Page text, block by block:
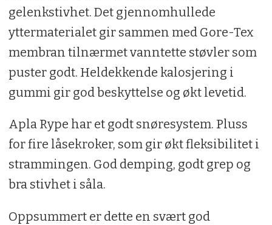
gelenkstivhet. Det gjennomhullede
yttermaterialet gir sammen med Gore-Tex
membran tilnærmet vanntette støvler som
puster godt. Heldekkende kalosjering i
gummi gir god beskyttelse og økt levetid.
Apla Rype har et godt snøresystem. Pluss
for fire låsekroker, som gir økt fleksibilitet i
strammingen. God demping, godt grep og
bra stivhet i såla.
Oppsummert er dette en svært god